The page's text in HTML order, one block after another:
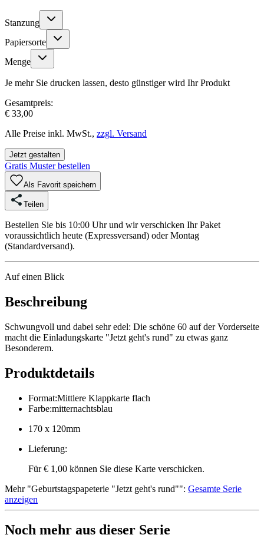
Stanzung
Papiersorte
Menge
Je mehr Sie drucken lassen, desto günstiger wird Ihr Produkt
Gesamtpreis:
€ 33,00
Alle Preise inkl. MwSt., zzgl. Versand
Jetzt gestalten
Gratis Muster bestellen
Als Favorit speichern
Teilen
Bestellen Sie bis 10:00 Uhr und wir verschicken Ihr Paket
voraussichtlich heute (Expressversand) oder Montag
(Standardversand).
Auf einen Blick
Beschreibung
Schwungvoll und dabei sehr edel: Die schöne 60 auf der Vorderseite
macht die Einladungskarte "Jetzt geht's rund" zu etwas ganz
Besonderem.
Produktdetails
Format:Mittlere Klappkarte flach
Farbe:mitternachtsblau
170 x 120mm
Lieferung:
Für € 1,00 können Sie diese Karte verschicken.
Mehr"Geburtstagspapeterie "Jetzt geht's rund"": Gesamte Serie
anzeigen
Noch mehr aus dieser Serie